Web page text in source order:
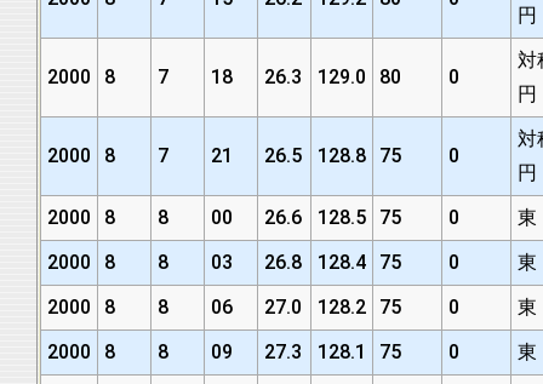
円
2000 8 7 18 26.3 129.0 80 0
対
円
2000 8 7 21 26.5 128.8 75 0
対
円
2000
8 8 00 26.6 128.5 75 0
東
2000
8 8 03 26.8 128.4 75 0
東
2000
8 8 06 27.0 128.2 75 0
東
2000
8 8 09 27.3 128.1 75 0
東